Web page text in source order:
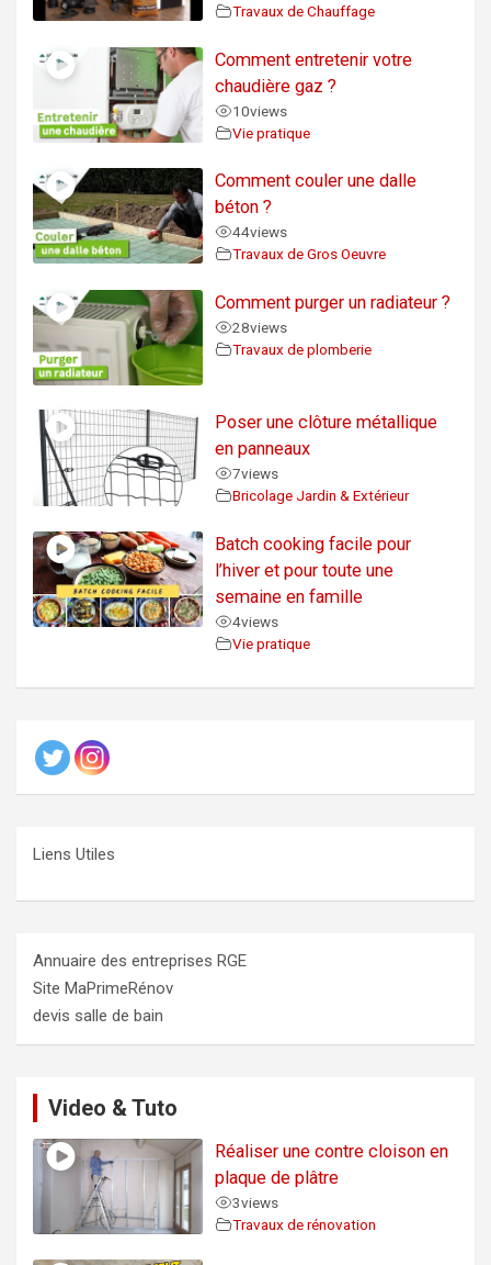
Travaux de Chauffage
Comment entretenir votre
chaudière gaz ?
10views
Vie pratique
Comment couler une dalle
béton ?
44views
Travaux de Gros Oeuvre
Comment purger un radiateur ?
28views
Travaux de plomberie
Poser une clôture métallique
en panneaux
7views
Bricolage Jardin & Extérieur
Batch cooking facile pour
l’hiver et pour toute une
semaine en famille
4views
Vie pratique
Liens Utiles
Annuaire des entreprises RGE
Site MaPrimeRénov
devis salle de bain
Video & Tuto
Réaliser une contre cloison en
plaque de plâtre
3views
Travaux de rénovation